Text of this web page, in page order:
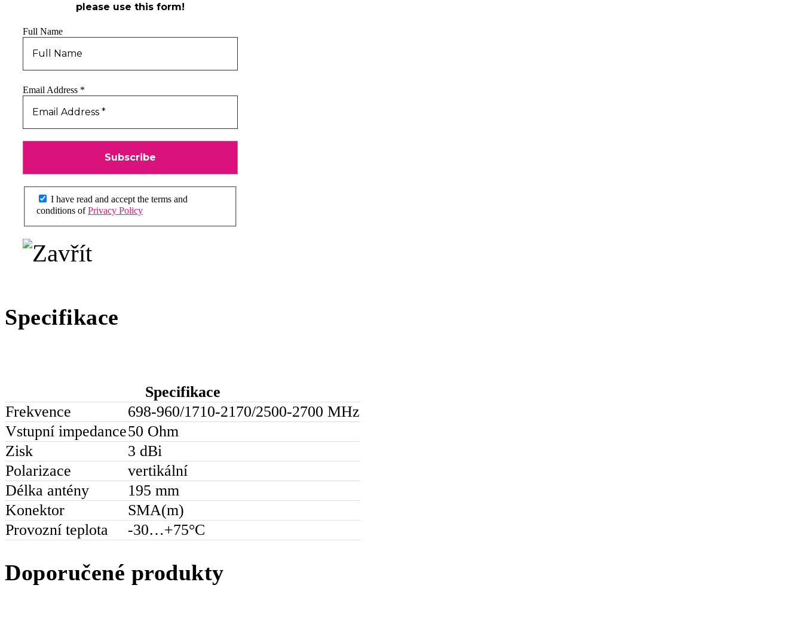
please use this form!
Full Name
Email Address *
I have read and accept the terms and
conditions ofPrivacy Policy
Specifikace
Specifikace
Frekvence
698-960/1710-2170/2500-2700 MHz
Vstupní impedance50 Ohm
Zisk
3 dBi
Polarizace
vertikální
Délka antény
195 mm
Konektor
SMA(m)
Provozní teplota
-30…+75°С
Doporučené produkty